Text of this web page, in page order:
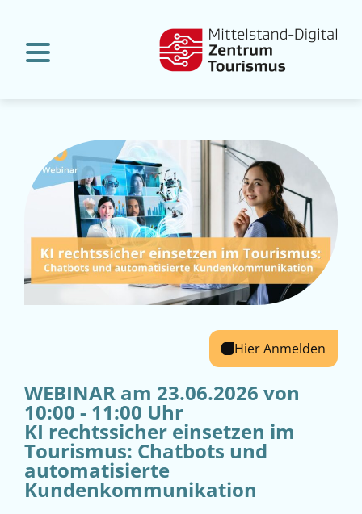
Hier Anmelden
WEBINAR am 23.06.2026 von
10:00 - 11:00 Uhr
KI rechtssicher einsetzen im
Tourismus: Chatbots und
automatisierte
Kundenkommunikation